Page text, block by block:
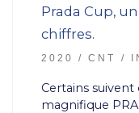
Prada Cup,
chiffres.
2020 CNT
Certains
magnifique